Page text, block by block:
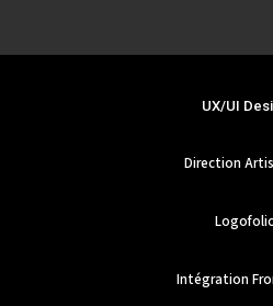
UX/UI
Direction
Intégration